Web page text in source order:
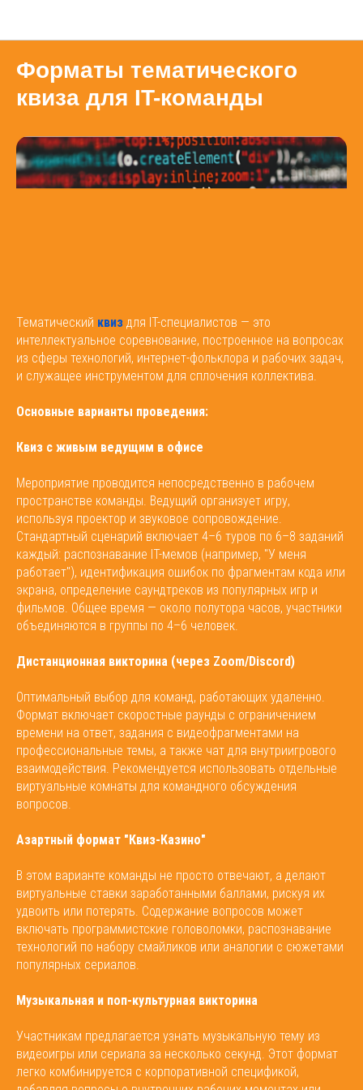
Форматы тематического
квиза для IT-команды
Тематический квиз для IT-специалистов — это
интеллектуальное соревнование, построенное на вопросах
из сферы технологий, интернет-фольклора и рабочих задач,
и служащее инструментом для сплочения коллектива.
Основные варианты проведения:
Квиз с живым ведущим в офисе
Мероприятие проводится непосредственно в рабочем
пространстве команды. Ведущий организует игру,
используя проектор и звуковое сопровождение.
Стандартный сценарий включает 4–6 туров по 6–8 заданий
каждый: распознавание IT-мемов (например, "У меня
работает"), идентификация ошибок по фрагментам кода или
экрана, определение саундтреков из популярных игр и
фильмов. Общее время — около полутора часов, участники
объединяются в группы по 4–6 человек.
Дистанционная викторина (через Zoom/Discord)
Оптимальный выбор для команд, работающих удаленно.
Формат включает скоростные раунды с ограничением
времени на ответ, задания с видеофрагментами на
профессиональные темы, а также чат для внутриигрового
взаимодействия. Рекомендуется использовать отдельные
виртуальные комнаты для командного обсуждения
вопросов.
Азартный формат "Квиз-Казино"
В этом варианте команды не просто отвечают, а делают
виртуальные ставки заработанными баллами, рискуя их
удвоить или потерять. Содержание вопросов может
включать программистские головоломки, распознавание
технологий по набору смайликов или аналогии с сюжетами
популярных сериалов.
Музыкальная и поп-культурная викторина
Участникам предлагается узнать музыкальную тему из
видеоигры или сериала за несколько секунд. Этот формат
легко комбинируется с корпоративной спецификой,